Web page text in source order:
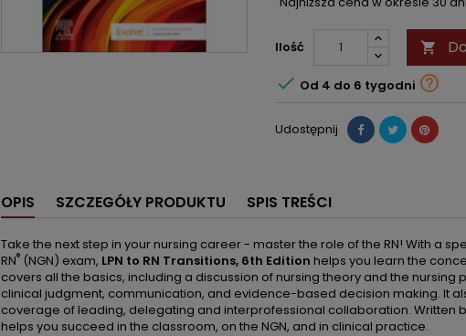
Ilość 
 Od 4 do 6 tygodni 
Udostępnij
OPIS SZCZEGÓŁY PRODUKTU SPIS TREŚCI
Take the next step in your nursing career - master the role of the RN! With a
RN® (NGN) exam, LPN to RN Transitions, 6th Edition helps you learn the
covers all the basics, including a discussion of nursing theory and the
clinical judgment, communication, and evidence-based decision making. It
coverage of leading, delegating and interprofessional collaboration. Written
helps you succeed in the classroom, on the NGN, and in clinical practice.